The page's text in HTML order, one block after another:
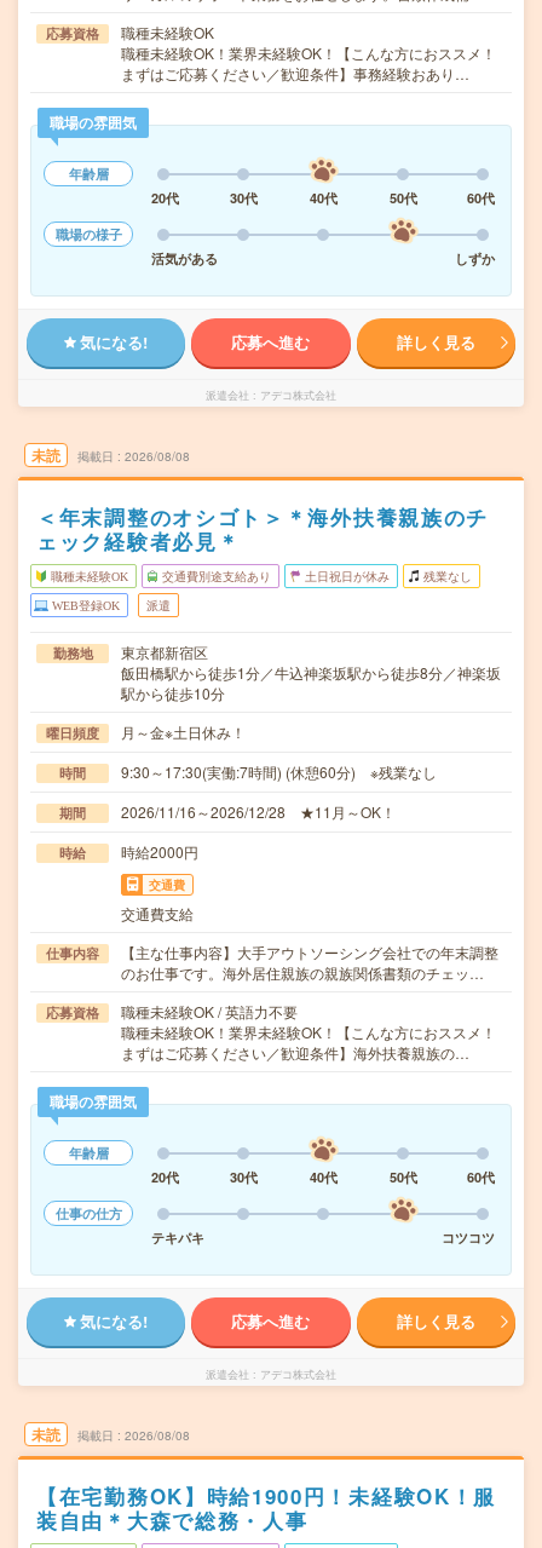
応募資格
職種未経験OK
職種未経験OK！業界未経験OK！【こんな方におススメ！
まずはご応募ください／歓迎条件】事務経験おあり…
職場の雰囲気
年齢層
20代
30代 40代 50代
60代
職場の様子
活気がある
しずか
気になる! 応募へ進む 詳しく見る
派遣会社 アデコ株式会社
未読 掲載日 2026/08/08
＜年末調整のオシゴト＞＊海外扶養親族のチ
ェック経験者必見＊
職種未経験OK 交通費別途支給あり 土日祝日が休み 残業なし
WEB登録OK 派遣
勤務地
東京都新宿区
飯田橋駅から徒歩1分／牛込神楽坂駅から徒歩8分／神楽坂
駅から徒歩10分
曜日頻度 月～金※土日休み！
時間 9:30～17:30(実働:7時間) (休憩60分) ※残業なし
期間 2026/11/16～2026/12/28 ★11月～OK！
時給 時給2000円
交通費
交通費支給
仕事内容
【主な仕事内容】大手アウトソーシング会社での年末調整
のお仕事です。海外居住親族の親族関係書類のチェッ…
応募資格
職種未経験OK / 英語力不要
職種未経験OK！業界未経験OK！【こんな方におススメ！
まずはご応募ください／歓迎条件】海外扶養親族の…
職場の雰囲気
年齢層
20代
30代 40代 50代
60代
仕事の仕方
テキパキ
コツコツ
気になる! 応募へ進む 詳しく見る
派遣会社 アデコ株式会社
未読 掲載日 2026/08/08
【在宅勤務OK】時給1900円！未経験OK！服
装自由＊大森で総務・人事